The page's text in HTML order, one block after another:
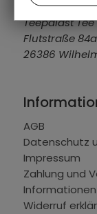
Teepalast
Flutstraße 84a
26386
AGB
Datenschutz
Impressum
Zahlung und
Widerruf